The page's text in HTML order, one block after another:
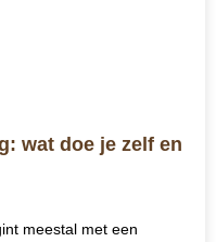
wat doe je zelf en
meestal met een